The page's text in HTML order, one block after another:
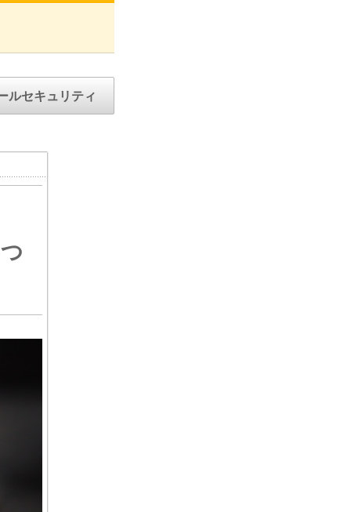
ルセキュリティ